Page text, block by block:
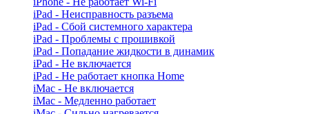
iPad - Неисправность разъема
iPad - Сбой системного характера
iPad - Проблемы с прошивкой
iPad - Попадание жидкости в динамик
iPad - Не включается
iPad - Не работает кнопка Home
iMac - Не включается
iMac - Медленно работает